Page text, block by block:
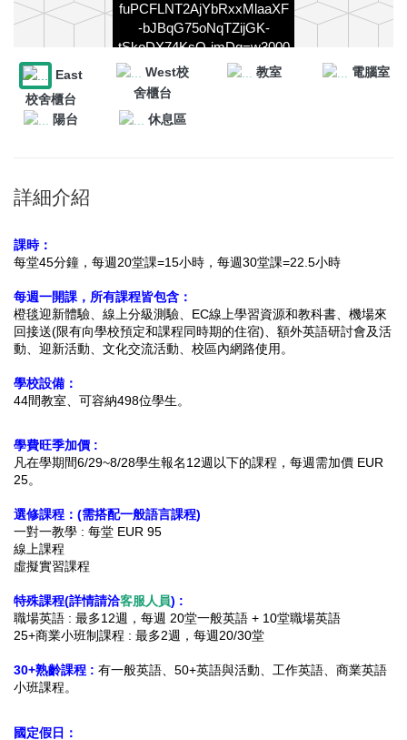
fuPCFLNT2AjYbRxxMlaaXF
-bJBqG75oNqTZijGK-
tSkoDX74KsQ-imDg=w3000
could not be accessed.
East
校舍櫃台
West校
舍櫃台
教室 電腦室
陽台 休息區
詳細介紹
課時：
每堂45分鐘，每週20堂課=15小時， 每週30堂課=22.5小時
每週一開課，所有課程皆包含：
橙毯迎新體驗、線上分級測驗、EC線上學習資源和教科書、機場來
回接送(限有向學校預定和課程同時期的住宿)、 額外英語研討會及活
動、迎新活動、文化交流活動、校區內網路使用。
學校設備：
44間教室、 可容納498位學生。
學費旺季加價 :
凡在學期間6/29~8/28學生報名12週以下的課程，每週需加價 EUR
25。
選修課程：(需搭配一般語言課程)
一對一教學 : 每堂 EUR 95
線上課程
虛擬實習課程
特殊課程(詳情請洽客服人員) :
職場英語 : 最多12週，每週 20堂一般英語 + 10堂職場英語
25+商業小班制課程 : 最多2週，每週20/30堂
30+熟齡課程 : 有一般英語、50+英語與活動、工作英語、商業英語
小班課程。
國定假日：